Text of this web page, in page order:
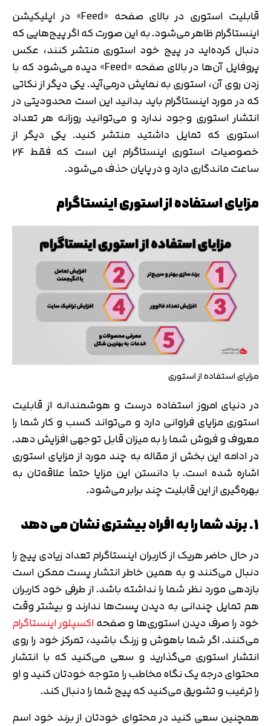
قابلیت استوری در بالای صفحه «Feed» در اپلیکیشن
اینستاگرام ظاهر می‌شود. به این صورت که اگر پیج‌هایی که
دنبال کرده‌اید در پیج خود استوری منتشر کنند، عکس
پروفایل‌ آن‌ها در بالای صفحه «Feed» دیده می‌شود که با
زدن روی آن، استوری به نمایش درمی‌آید. یکی دیگر از نکاتی
که در مورد اینستاگرام باید بدانید این است محدودیتی در
انتشار استوری وجود ندارد و می‌توانید روزانه هر تعداد
استوری که تمایل داشتید منتشر کنید. یکی دیگر از
خصوصیات استوری اینستاگرام این است که فقط 24
ساعت ماندگاری دارد و در پایان حذف می‌شود.
مزایای استفاده از استوری اینستاگرام
مزایای استفاده از استوری
در دنیای امروز استفاده درست و هوشمندانه از قابلیت
استوری مزایای فراوانی دارد و می‌تواند کسب و کار شما را
معروف و فروش شما را به میزان قابل توجهی افزایش دهد.
در ادامه این بخش از مقاله به چند مورد از مزایای استوری
اشاره شده است. با دانستن این مزایا حتماً علاقه‌تان به
بهره‌گیری از این قابلیت چند برابر می‌شود.
1. برند شما را به افراد بیشتری نشان می دهد
در حال حاضر هریک از کاربران اینستاگرام تعداد زیادی پیج را
دنبال می‌کنند و به همین خاطر انتشار پست ممکن است
بازدهی مورد نظر شما را نداشته باشد. از طرفی خود کاربران
هم تمایل چندانی به دیدن پست‌ها ندارند و بیشتر وقت
خود را صرف دیدن استوری‌ها و صفحهاکسپلور اینستاگرام
می‌کنند. اگر شما باهوش و زرنگ باشید، تمرکز خود را روی
انتشار استوری می‌گذارید و سعی می‌کنید که با انتشار
محتوای درجه یک نگاه مخاطب را متوجه خودتان کنید و او
را ترغیب و تشویق می‌کنید که پیج شما را دنبال کند.
همچنین سعی کنید در محتوای خودتان از برند خود اسم